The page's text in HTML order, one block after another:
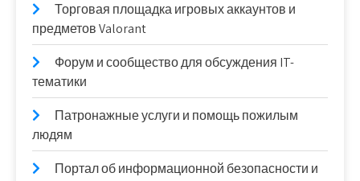
Торговая площадка игровых аккаунтов и
предметов Valorant
Форум и сообщество для обсуждения IT-
тематики
Патронажные услуги и помощь пожилым
людям
Портал об информационной безопасности и